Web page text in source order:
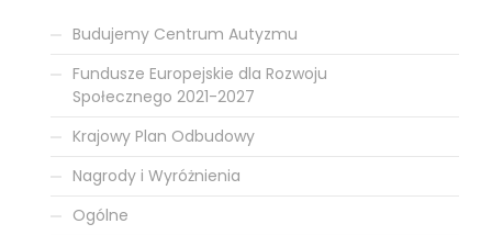
Budujemy Centrum Autyzmu
Fundusze Europejskie dla Rozwoju
Społecznego 2021-2027
Krajowy Plan Odbudowy
Nagrody i Wyróżnienia
Ogólne